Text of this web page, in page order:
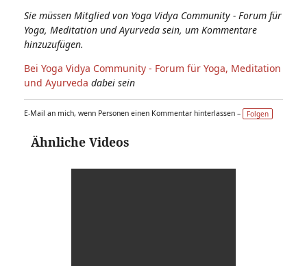
Sie müssen Mitglied von Yoga Vidya Community - Forum für
Yoga, Meditation und Ayurveda sein, um Kommentare
hinzuzufügen.
Bei Yoga Vidya Community - Forum für Yoga, Meditation
und Ayurveda dabei sein
E-Mail an mich, wenn Personen einen Kommentar hinterlassen – Folgen
Ähnliche Videos